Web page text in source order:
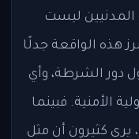
المدنيين ليست
هذه الواقعة جدلًا
دور الشرطة، وأي
الأمنية. فبينما
يرى كثيرون أن مثل